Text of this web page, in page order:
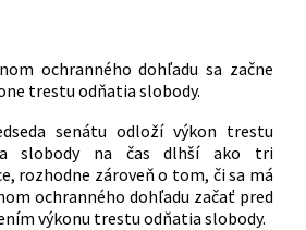
ochranného dohľadu sa začne
trestu odňatia slobody.
senátu odloží výkon trestu
slobody na čas dlhší ako tri
rozhodne zároveň o tom, či sa má
ochranného dohľadu začať pred
výkonu trestu odňatia slobody.